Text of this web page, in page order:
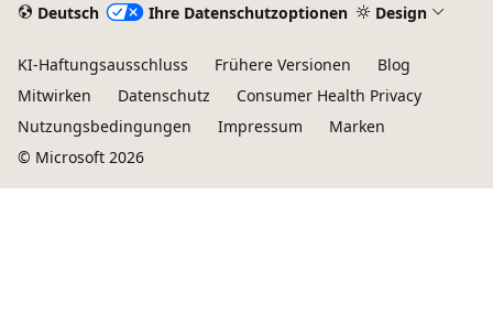
Deutsch Ihre Datenschutzoptionen Design
KI-Haftungsausschluss Frühere Versionen
Blog
Mitwirken
Datenschutz
Consumer Health Privacy
Nutzungsbedingungen
Impressum
Marken
© Microsoft 2026